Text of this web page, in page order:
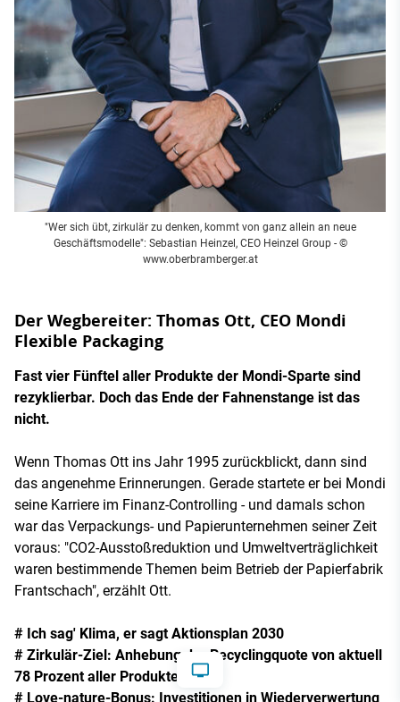
"Wer sich übt, zirkulär zu denken, kommt von ganz allein an neue
Geschäftsmodelle": Sebastian Heinzel, CEO Heinzel Group - ©
www.oberbramberger.at
Der Wegbereiter: Thomas Ott, CEO Mondi
Flexible Packaging
Fast vier Fünftel aller Produkte der Mondi-Sparte sind
rezyklierbar. Doch das Ende der Fahnenstange ist das
nicht.
Wenn Thomas Ott ins Jahr 1995 zurückblickt, dann sind
das angenehme Erinnerungen. Gerade startete er bei Mondi
seine Karriere im Finanz-Controlling - und damals schon
war das Verpackungs- und Papierunternehmen seiner Zeit
voraus: "CO2-Ausstoßreduktion und Umweltverträglichkeit
waren bestimmende Themen beim Betrieb der Papierfabrik
Frantschach", erzählt Ott.
# Ich sag' Klima, er sagt Aktionsplan 2030
# Zirkulär-Ziel: Anhebung der Recyclingquote von aktuell
78 Prozent aller Produkte
# Love-nature-Bonus: Investitionen in Wiederverwertung